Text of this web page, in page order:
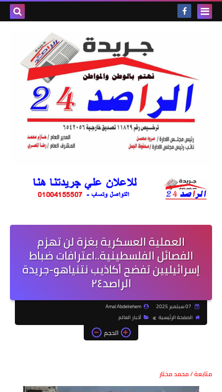
العملية العسكرية بغزة لن تهزم
الفصائل الفلسطينية..اعترافات ضباط
إسرائيليين تفضح أكاذيب نتنياهو-جريدة
الراصد٢٤
Amal Abdelrehem
الصفحة الرئيسية
أخبار العالم
الحجم
متابعة / محمد مختار